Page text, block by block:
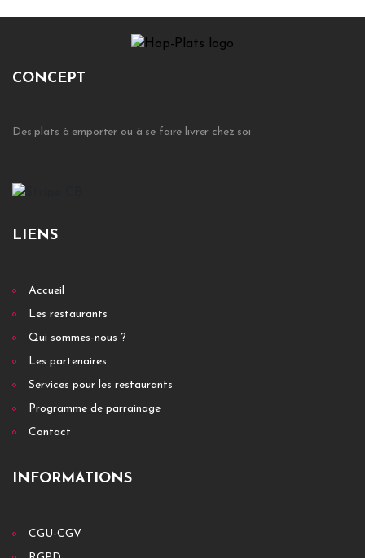
CONCEPT
Des plats à emporter ou à se faire livrer chez soi
LIENS
Accueil
Les restaurants
Qui sommes-nous ?
Les partenaires
Services pour les restaurants
Programme de parrainage
Contact
INFORMATIONS
CGU-CGV